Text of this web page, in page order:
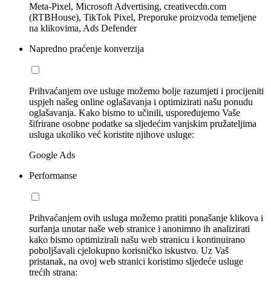
Meta-Pixel, Microsoft Advertising, creativecdn.com
(RTBHouse), TikTok Pixel, Preporuke proizvoda temeljene
na klikovima, Ads Defender
Napredno praćenje konverzija
Prihvaćanjem ove usluge možemo bolje razumjeti i procijeniti
uspjeh našeg online oglašavanja i optimizirati našu ponudu
oglašavanja. Kako bismo to učinili, uspoređujemo Vaše
šifrirane osobne podatke sa sljedećim vanjskim pružateljima
usluga ukoliko već koristite njihove usluge:
Google Ads
Performanse
Prihvaćanjem ovih usluga možemo pratiti ponašanje klikova i
surfanja unutar naše web stranice i anonimno ih analizirati
kako bismo optimizirali našu web stranicu i kontinuirano
poboljšavali cjelokupno korisničko iskustvo. Uz Vaš
pristanak, na ovoj web stranici koristimo sljedeće usluge
trećih strana: